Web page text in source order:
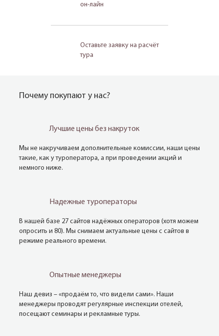
он-лайн
Оставьте заявку на расчёт
тура
Почему покупают у нас?
Лучшие цены без накруток
Мы не накручиваем дополнительные комиссии, наши цены
такие, как у туроператора, а при проведении акций и
немного ниже.
Надежные туроператоры
В нашей базе 27 сайтов надёжных операторов (хотя можем
опросить и 80). Мы снимаем актуальные цены с сайтов в
режиме реального времени.
Опытные менеджеры
Наш девиз – «продаём то, что видели сами». Наши
менеджеры проводят регулярные инспекции отелей,
посещают семинары и рекламные туры.